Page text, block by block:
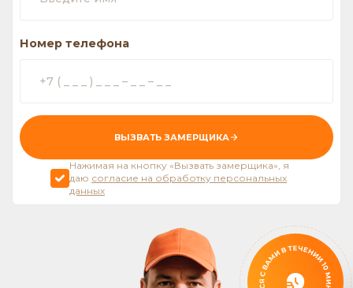
Номер телефона
ВЫЗВАТЬ ЗАМЕРЩИКА
Нажимая на кнопку «Вызвать замерщика», я
даю согласие на обработку персональных
данных